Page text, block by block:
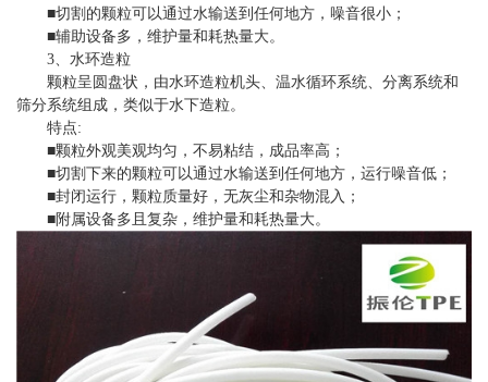
■切割的颗粒可以通过水输送到任何地方，噪音很小；
■辅助设备多，维护量和耗热量大。
3、水环造粒
颗粒呈圆盘状，由水环造粒机头、温水循环系统、分离系统和
筛分系统组成，类似于水下造粒。
特点:
■颗粒外观美观均匀，不易粘结，成品率高；
■切割下来的颗粒可以通过水输送到任何地方，运行噪音低；
■封闭运行，颗粒质量好，无灰尘和杂物混入；
■附属设备多且复杂，维护量和耗热量大。